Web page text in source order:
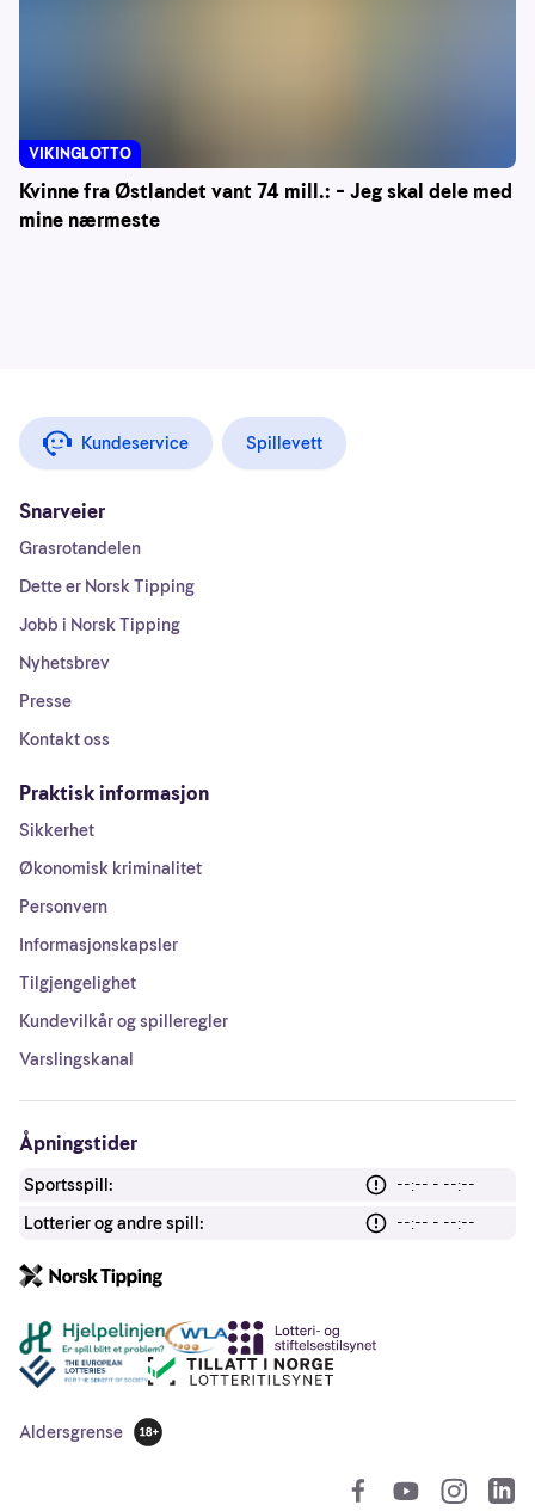
Kvinne fra Østlandet vant 74 mill.: – Jeg skal dele med
mine nærmeste
VIKINGLOTTO
Kundeservice Spillevett
Snarveier
Grasrotandelen
Dette er Norsk Tipping
Jobb i Norsk Tipping
Nyhetsbrev
Presse
Kontakt oss
Praktisk informasjon
Sikkerhet
Økonomisk kriminalitet
Personvern
Informasjonskapsler
Tilgjengelighet
Kundevilkår og spilleregler
Varslingskanal
Åpningstider
Sportsspill:
--:-- - --:--
Lotterier og andre spill:
--:-- - --:--
Andre lenker
Aldersgrense
18 år